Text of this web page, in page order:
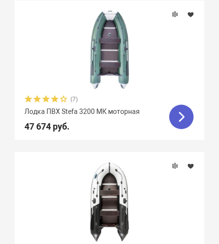
(7)
Лодка ПВХ Stefa 3200 МК моторная
47 674 руб.